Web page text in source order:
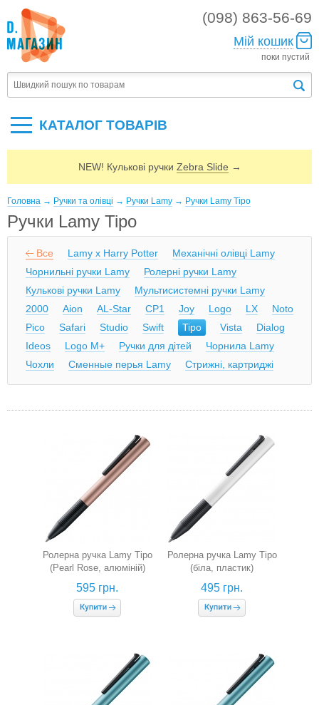
(098) 863-56-69
Мій кошик
поки пустий
КАТАЛОГ ТОВАРIВ
NEW! Кулькові ручки Zebra Slide →
Головна → Ручки та олівці → Ручки Lamy → Ручки Lamy Tipo
Ручки Lamy Tipo
Все Lamy x Harry Potter
Механічні олівці Lamy
Чорнильні ручки Lamy
Ролерні ручки Lamy
Кулькові ручки Lamy
Мультисистемні ручки Lamy
2000
Aion AL-Star CP1 Joy Logo LX
Noto
Pico
Safari Studio Swift Tipo Vista
Dialog
Ideos
Logo M+ Ручки для дітей
Чорнила Lamy
Чохли
Сменные перья Lamy Стрижні, картриджі
Ролерна ручка Lamy Tipo
(Pearl Rose, алюміній)
595 грн.
Ролерна ручка Lamy Tipo
(біла, пластик)
495 грн.